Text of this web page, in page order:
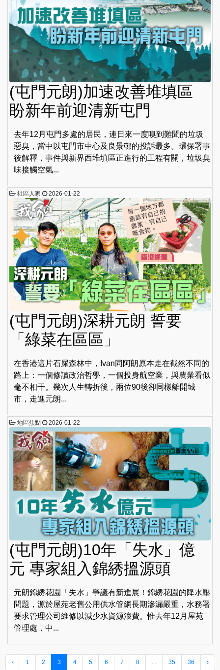
(屯門元朗)加速改善堆填區
盼新年前迎清新屯門
去年12月屯門多處的居民，連日來一度嗅到難聞的垃圾
惡臭，當中以屯門市中心及良景邨的投訴最多。環保署事
後解釋，事件與新界西堆填區正進行的工程有關，垃圾臭
味接觸空氣...
社區人家 2026-01-22
(屯門元朗)深耕元朗 誓要
「綠菜在區區」
在香港這片石屎森林中，Ivan同阿朗原本走在截然不同的
路上：一個修讀政治哲學，一個投身航空業，與農業看似
毫不相干。幾次人生轉折後，兩位90後卻同樣離開城
市，走進元朗...
地區焦點 2026-01-22
(屯門元朗)10年「失水」億
元 專家組入錦綉搵源頭
元朗錦綉花園「失水」爭議有新進展！錦綉花園的降水壓
問題，源於屋苑老舊公用供水管網長期滲漏嚴重，水務署
要求管理公司維修以減少水資源浪費。惟去年12月屋苑
管理處，中...
‹ 1 2 3 4 5 6 7 8 35 36 ›